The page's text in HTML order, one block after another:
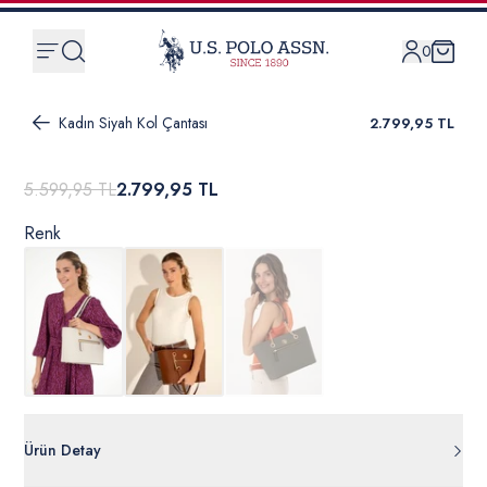
0
Kadın Siyah Kol Çantası 2.799,95 TL
5.599,95 TL2.799,95 TL
Renk
Ürün Detay